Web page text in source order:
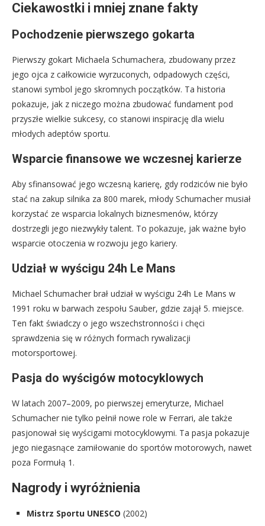
Ciekawostki i mniej znane fakty
Pochodzenie pierwszego gokarta
Pierwszy gokart Michaela Schumachera, zbudowany przez
jego ojca z całkowicie wyrzuconych, odpadowych części,
stanowi symbol jego skromnych początków. Ta historia
pokazuje, jak z niczego można zbudować fundament pod
przyszłe wielkie sukcesy, co stanowi inspirację dla wielu
młodych adeptów sportu.
Wsparcie finansowe we wczesnej karierze
Aby sfinansować jego wczesną karierę, gdy rodziców nie było
stać na zakup silnika za 800 marek, młody Schumacher musiał
korzystać ze wsparcia lokalnych biznesmenów, którzy
dostrzegli jego niezwykły talent. To pokazuje, jak ważne było
wsparcie otoczenia w rozwoju jego kariery.
Udział w wyścigu 24h Le Mans
Michael Schumacher brał udział w wyścigu 24h Le Mans w
1991 roku w barwach zespołu Sauber, gdzie zajął 5. miejsce.
Ten fakt świadczy o jego wszechstronności i chęci
sprawdzenia się w różnych formach rywalizacji
motorsportowej.
Pasja do wyścigów motocyklowych
W latach 2007–2009, po pierwszej emeryturze, Michael
Schumacher nie tylko pełnił nowe role w Ferrari, ale także
pasjonował się wyścigami motocyklowymi. Ta pasja pokazuje
jego niegasnące zamiłowanie do sportów motorowych, nawet
poza Formułą 1.
Nagrody i wyróżnienia
Mistrz Sportu UNESCO (2002)